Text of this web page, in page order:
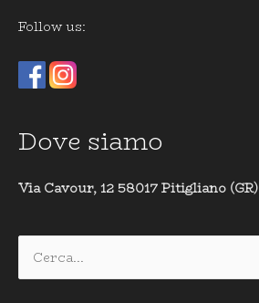
Follow us:
Dove siamo
Via Cavour, 12 58017 Pitigliano (GR)
Cerca: